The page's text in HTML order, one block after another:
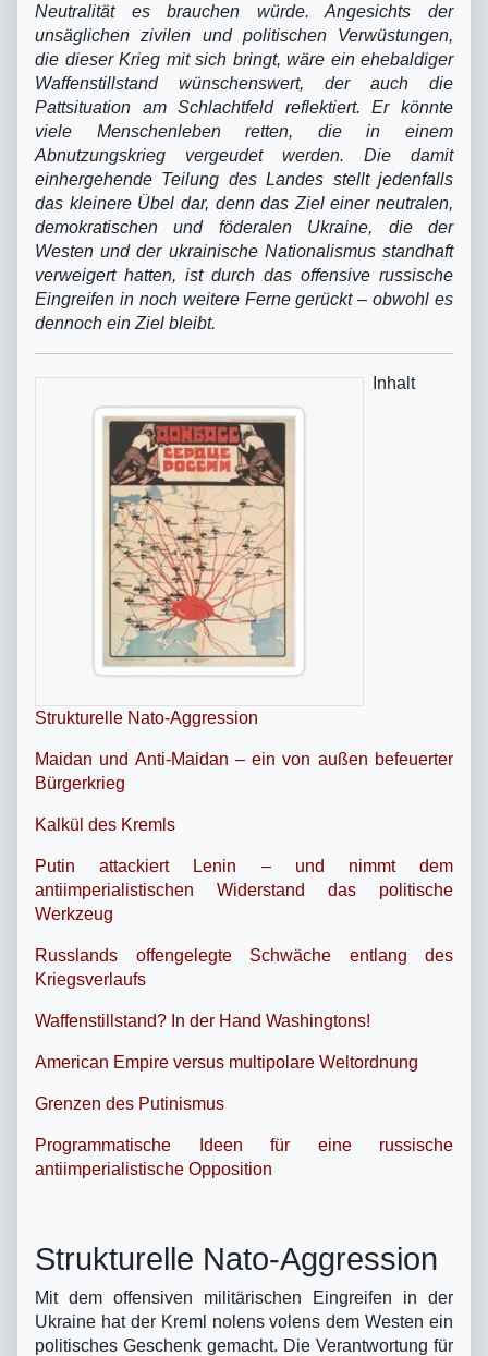
Neutralität es brauchen würde. Angesichts der
unsäglichen zivilen und politischen Verwüstungen,
die dieser Krieg mit sich bringt, wäre ein ehebaldiger
Waffenstillstand wünschenswert, der auch die
Pattsituation am Schlachtfeld reflektiert. Er könnte
viele Menschenleben retten, die in einem
Abnutzungskrieg vergeudet werden. Die damit
einhergehende Teilung des Landes stellt jedenfalls
das kleinere Übel dar, denn das Ziel einer neutralen,
demokratischen und föderalen Ukraine, die der
Westen und der ukrainische Nationalismus standhaft
verweigert hatten, ist durch das offensive russische
Eingreifen in noch weitere Ferne gerückt – obwohl es
dennoch ein Ziel bleibt.
Inhalt
Strukturelle Nato-Aggression
Maidan und Anti-Maidan – ein von außen befeuerter
Bürgerkrieg
Kalkül des Kremls
Putin attackiert Lenin – und nimmt dem
antiimperialistischen Widerstand das politische
Werkzeug
Russlands offengelegte Schwäche entlang des
Kriegsverlaufs
Waffenstillstand? In der Hand Washingtons!
American Empire versus multipolare Weltordnung
Grenzen des Putinismus
Programmatische Ideen für eine russische
antiimperialistische Opposition
Strukturelle Nato-Aggression
Mit dem offensiven militärischen Eingreifen in der
Ukraine hat der Kreml nolens volens dem Westen ein
politisches Geschenk gemacht. Die Verantwortung für